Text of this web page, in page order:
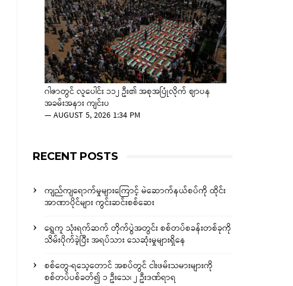
ဂါဇာတွင် လူပေါင်း ၁၁၂ ဦး၏ အစုအပြုံလိုက် ဈာပန
အခမ်းအနား ကျင်းပ
—AUGUST 5, 2026 1:34 PM
RECENT POSTS
ကျည်ကျရောက်မှုများကြောင့် မဲဆောက်နယ်စပ်ကို ထိုင်း
အာဏာပိုင်များ ကွင်းဆင်းစစ်ဆေး
ရွှေကူ သုံးရက်ဆက် တိုက်ပွဲအတွင်း စစ်တပ်စခန်းတစ်ခုကို
သိမ်းပိုက်ခဲ့ပြီး အရပ်သား သေဆုံးမှုများရှိနေ
စစ်တွေ-ရသေ့တောင် အစပ်တွင် ငါးဖမ်းသမားများကို
စစ်တပ်ပစ်ခတ်၍ ၁ ဦးသေ၊ ၂ ဦးဒဏ်ရာရ